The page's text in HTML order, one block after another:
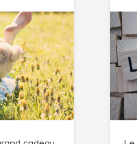
Comment
réussir
le
choix
des
jeux
pour